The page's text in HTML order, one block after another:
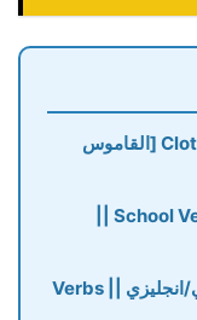
الملابس النسائية بالانجليزي || Clothes [القاموس
تعليم الأفعال بالانجليزية / 6 || عربي/انجليزي || Verbs